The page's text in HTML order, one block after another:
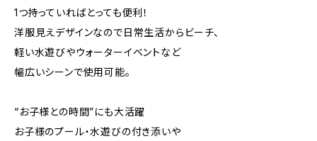
1つ持っていればとっても便利！
洋服見えデザインなので日常生活からビーチ、
軽い水遊びやウォーターイベントなど
幅広いシーンで使用可能。
“お子様との時間”にも大活躍
お子様のプール・水遊びの付き添いや